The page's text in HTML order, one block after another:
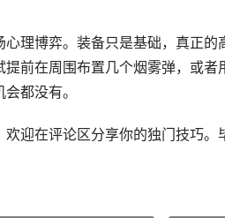
理博弈。装备只是基础，真正的
前在周围布置几个烟雾弹，或
都没有。
迎在评论区分享你的独门技巧